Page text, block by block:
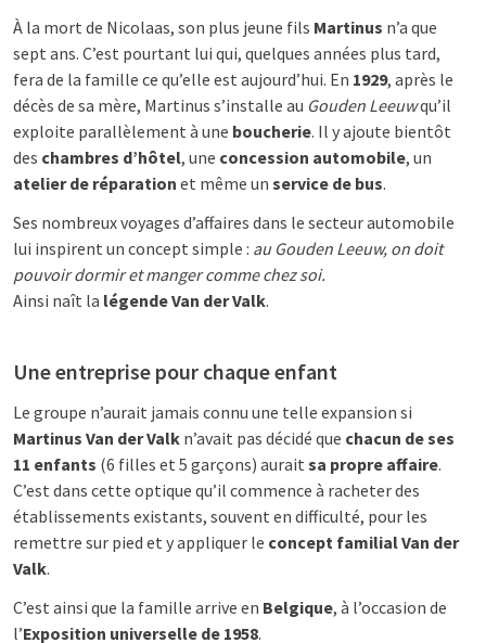
À la mort de Nicolaas, son plus jeune fils Martinus n’a que
sept ans. C’est pourtant lui qui, quelques années plus tard,
fera de la famille ce qu’elle est aujourd’hui. En 1929, après le
décès de sa mère, Martinus s’installe au Gouden Leeuwqu’il
exploite parallèlement à une boucherie. Il y ajoute bientôt
des chambres d’hôtel, une concession automobile, un
atelier de réparation et même un service de bus.
Ses nombreux voyages d’affaires dans le secteur automobile
lui inspirent un concept simple : au Gouden Leeuw, on doit
pouvoir dormir et manger comme chez soi.
Ainsi naît la légende Van der Valk.
Une entreprise pour chaque enfant
Le groupe n’aurait jamais connu une telle expansion si
Martinus Van der Valk n’avait pas décidé que chacun de ses
11 enfants (6 filles et 5 garçons) aurait sa propre affaire.
C’est dans cette optique qu’il commence à racheter des
établissements existants, souvent en difficulté, pour les
remettre sur pied et y appliquer le concept familial Van der
Valk.
C’est ainsi que la famille arrive en Belgique, à l’occasion de
l’Exposition universelle de 1958.